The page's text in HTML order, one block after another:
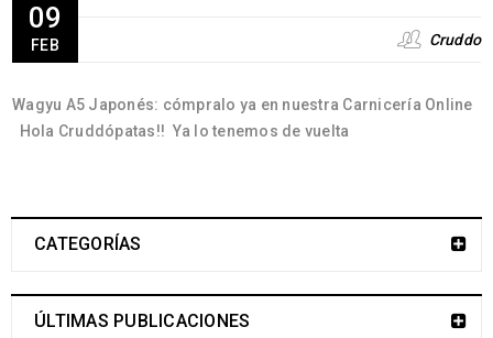
09
FEB Cruddo
Wagyu A5 Japonés: cómpralo ya en nuestra Carnicería Online
Hola Cruddópatas!! Ya lo tenemos de vuelta
CATEGORÍAS
ÚLTIMAS PUBLICACIONES